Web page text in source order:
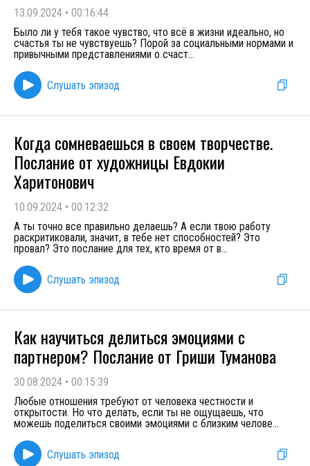
13.09.2024 • 00:16:44
Было ли у тебя такое чувство, что всё в жизни идеально, но
счастья ты не чувствуешь? Порой за социальными нормами и
привычными представлениями о счаст...
Слушать эпизод
Когда сомневаешься в своем творчестве.
Послание от художницы Евдокии
Харитонович
10.09.2024 • 00:12:32
А ты точно все правильно делаешь? А если твою работу
раскритиковали, значит, в тебе нет способностей? Это
провал? Это послание для тех, кто время от в...
Слушать эпизод
Как научиться делиться эмоциями с
партнером? Послание от Гриши Туманова
30.08.2024 • 00:15:39
Любые отношения требуют от человека честности и
открытости. Но что делать, если ты не ощущаешь, что
можешь поделиться своими эмоциями с близким челове...
Слушать эпизод